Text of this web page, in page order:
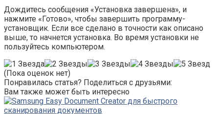
Дождитесь сообщения «Установка завершена», и
нажмите «Готово», чтобы завершить программу-
установщик. Если все сделано в точности как описано
выше, то начнется установка. Во время установки не
пользуйтесь компьютером.
(Пока оценок нет)
Понравилась статья? Поделиться с друзьями:
Вам также может быть интересно